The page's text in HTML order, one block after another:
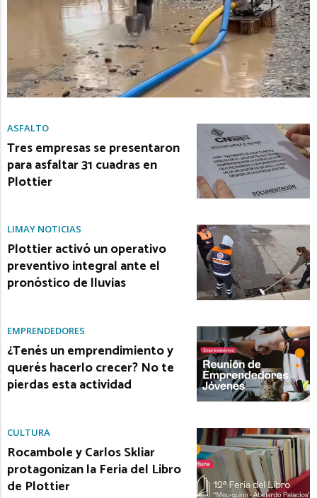
ASFALTO
Tres empresas se presentaron
para asfaltar 31 cuadras en
Plottier
LIMAY NOTICIAS
Plottier activó un operativo
preventivo integral ante el
pronóstico de lluvias
EMPRENDEDORES
¿Tenés un emprendimiento y
querés hacerlo crecer? No te
pierdas esta actividad
CULTURA
Rocambole y Carlos Skliar
protagonizan la Feria del Libro
de Plottier